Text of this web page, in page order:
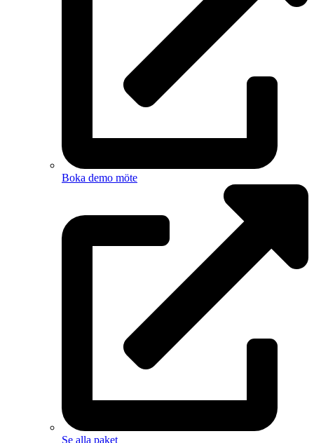
Boka demo möte
Se alla paket